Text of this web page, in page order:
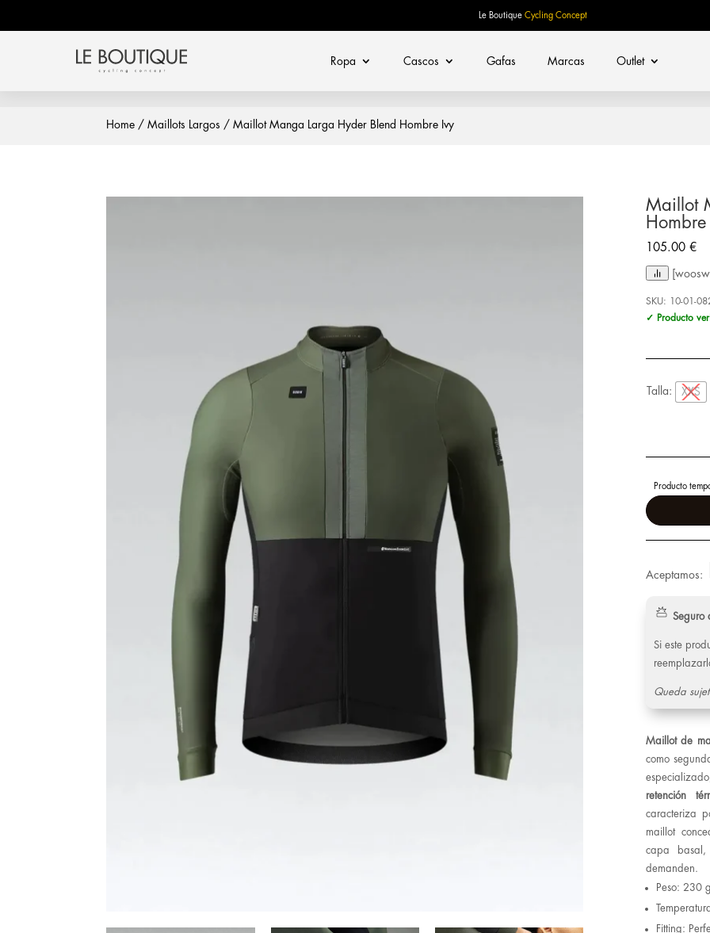
Le Boutique Cycling Concept
Ropa Cascos Gafas Marcas Outlet
Home /Maillots Largos / Maillot Manga Larga Hyder Blend Hombre Ivy
Maillot
Hombre
105.00 €
SKU: 10-01-
✓ Producto
Talla: XXS
Producto
Aceptamos:
Seguro
Si este
Queda
Maillot de
como
retención
caracteriza
maillot
capa
demanden.
Peso: 230
Fitting: